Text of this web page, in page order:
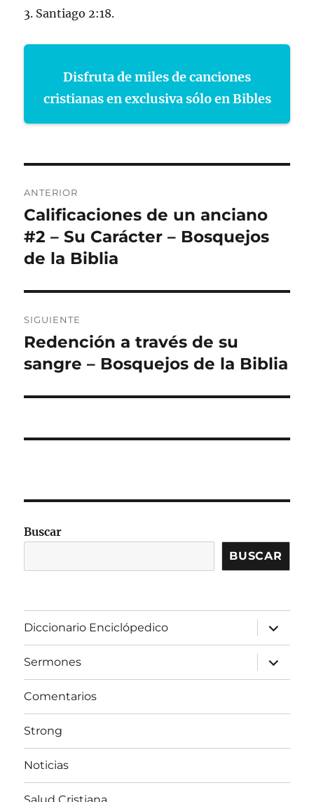
3. Santiago 2:18.
Disfruta de miles de canciones
cristianas en exclusiva sólo en Bibles
de
entradas
ANTERIOR
Entrada
anterior:
Calificaciones de un anciano
#2 – Su Carácter – Bosquejos
de la Biblia
SIGUIENTE
Entrada
siguiente:
Redención a través de su
sangre – Bosquejos de la Biblia
Buscar
BUSCAR
Diccionario Enciclópedico
expandir
el
menú
inferior
Sermones
expandir
el
menú
Comentarios
Strong
Noticias